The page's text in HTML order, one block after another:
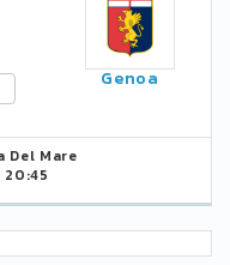
Genoa
Del Mare